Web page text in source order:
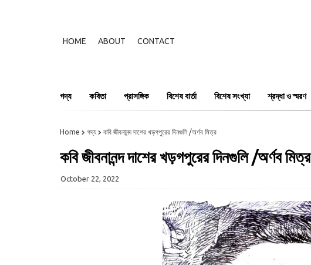
HOME ABOUT CONTACT
গদ্য কবিতা প্রাসঙ্গিক বিশেষ বার্তা বিশেষ সংখ্যা শ্রদ্ধা ও স্মরণ
Home গদ্য কবি জীবনানন্দ দাশের খড়গপুরের দিনগুলি /অর্ণব মিত্র
কবি জীবনানন্দ দাশের খড়গপুরের দিনগুলি /অর্ণব মিত্র
October 22, 2022